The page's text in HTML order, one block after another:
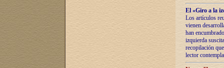
El «Giro a la
Los artículos
vienen
han
izquierda
recopilación
lector